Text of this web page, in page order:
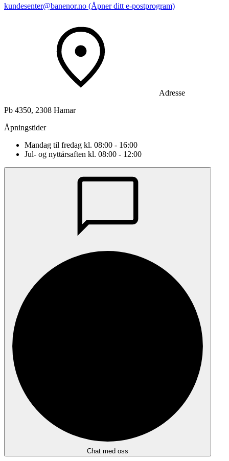
kundesenter@banenor.no (Åpner ditt e-postprogram)
Adresse
Pb 4350, 2308 Hamar
Åpningstider
Mandag til fredag kl. 08:00 - 16:00
Jul- og nyttårsaften kl. 08:00 - 12:00
Chat med oss